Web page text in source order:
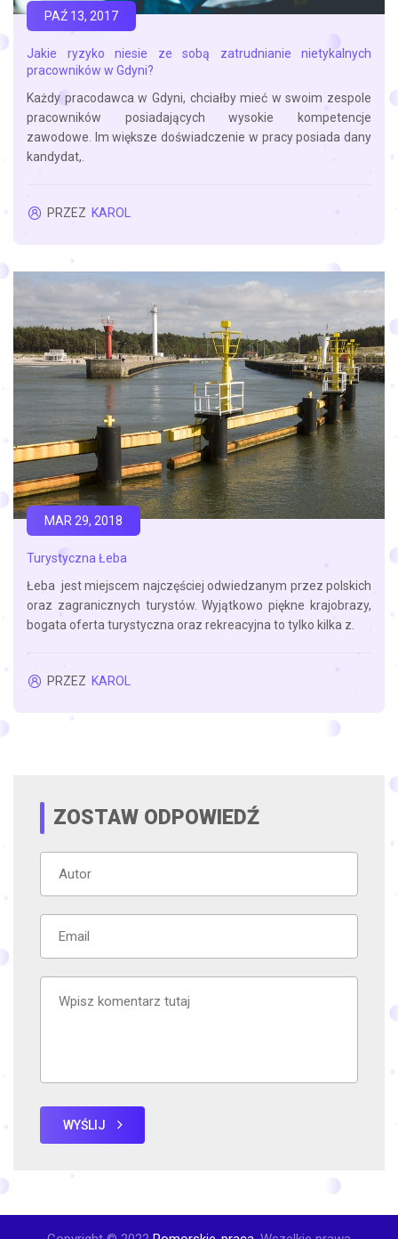
Jakie ryzyko niesie ze sobą zatrudnianie nietykalnych
pracowników w Gdyni?
Każdy pracodawca w Gdyni, chciałby mieć w swoim zespole
pracowników posiadających wysokie kompetencje
zawodowe. Im większe doświadczenie w pracy posiada dany
kandydat,.
PAŹ 13, 2017
PRZEZ KAROL
Turystyczna Łeba
Łeba jest miejscem najczęściej odwiedzanym przez polskich
oraz zagranicznych turystów. Wyjątkowo piękne krajobrazy,
bogata oferta turystyczna oraz rekreacyjna to tylko kilka z.
MAR 29, 2018
PRZEZ KAROL
ZOSTAW ODPOWIEDŹ
WYŚLIJ